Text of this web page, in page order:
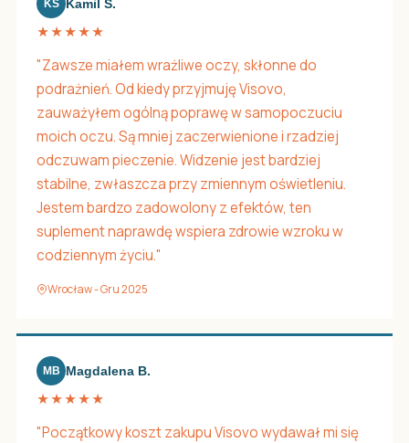
KS Kamil S.
★★★★★
"Zawsze miałem wrażliwe oczy, skłonne do
podrażnień. Od kiedy przyjmuję Visovo,
zauważyłem ogólną poprawę w samopoczuciu
moich oczu. Są mniej zaczerwienione i rzadziej
odczuwam pieczenie. Widzenie jest bardziej
stabilne, zwłaszcza przy zmiennym oświetleniu.
Jestem bardzo zadowolony z efektów, ten
suplement naprawdę wspiera zdrowie wzroku w
codziennym życiu."
Wrocław - Gru 2025
MB Magdalena B.
★★★★★
"Początkowy koszt zakupu Visovo wydawał mi się